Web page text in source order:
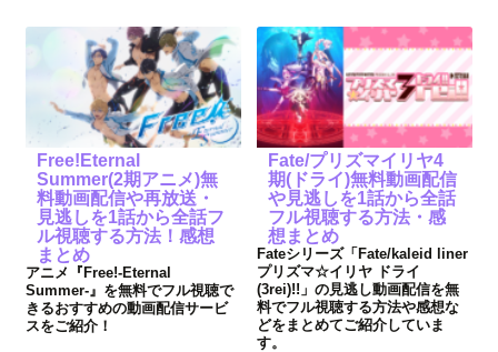
Free!Eternal
Summer(2期アニメ)無
料動画配信や再放送・
見逃しを1話から全話フ
ル視聴する方法！感想
まとめ
アニメ『Free!-Eternal
Summer-』を無料でフル視聴で
きるおすすめの動画配信サービ
スをご紹介！
Fate/プリズマイリヤ4
期(ドライ)無料動画配信
や見逃しを1話から全話
フル視聴する方法・感
想まとめ
Fateシリーズ「Fate/kaleid liner
プリズマ☆イリヤ ドライ
(3rei)!!」の見逃し動画配信を無
料でフル視聴する方法や感想な
どをまとめてご紹介していま
す。